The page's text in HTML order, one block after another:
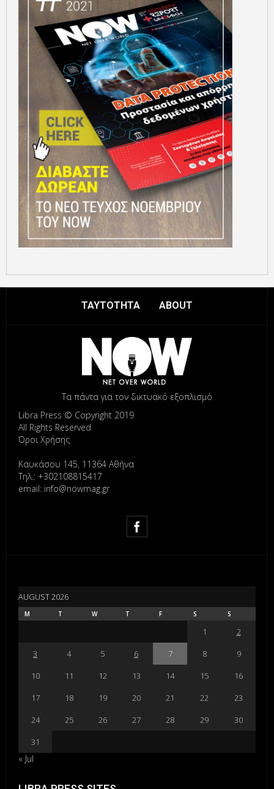
ΤΑΥΤΟΤΗΤΑ ABOUT
Τα πάντα για τον δικτυακό εξοπλισμό
Libra Press © Copyright 2019
All Rights Reserved
Όροι Χρήσης
Καυκάσου 145, 11364 Αθήνα
Τηλ.: +302108815417
email: info@nowmag.gr
AUGUST 2026
M T W T F S S
1
2
3
4 5 6 7 8
9
10
11 12 13 14 15
16
17
18 19 20 21 22
23
24
25 26 27 28 29
30
31
« Jul